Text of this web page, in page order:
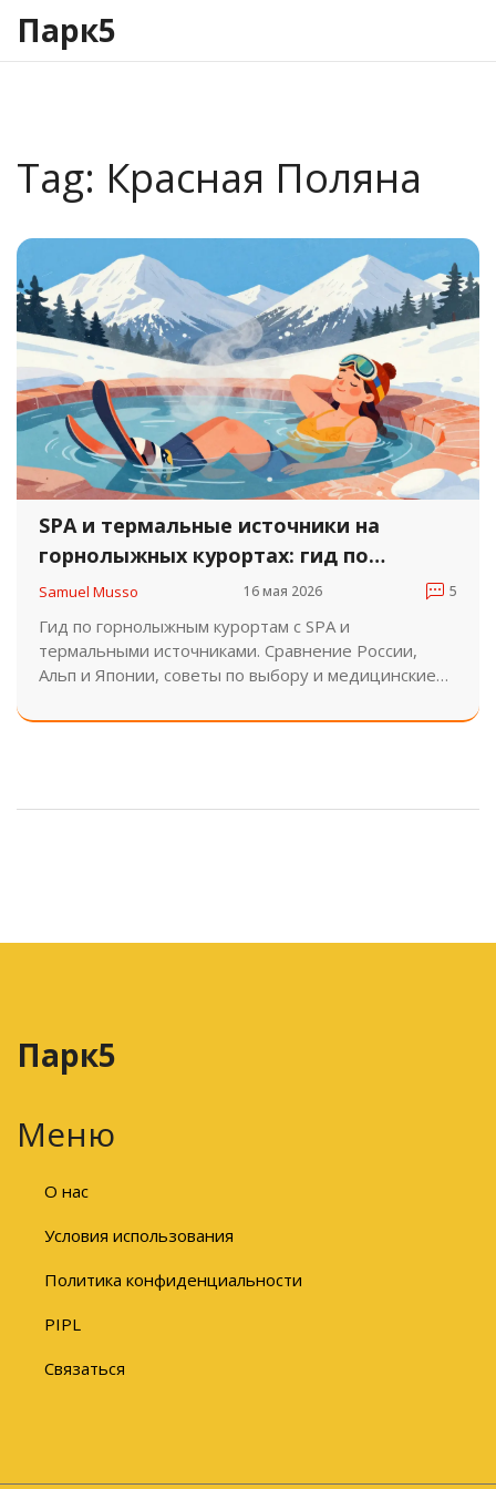
Парк5
Tag: Красная Поляна
SPA и термальные источники на
горнолыжных курортах: гид по
лучшим местам
Samuel Musso 16 мая 2026 5
Гид по горнолыжным курортам с SPA и
термальными источниками. Сравнение России,
Альп и Японии, советы по выбору и медицинские
Парк5
Меню
О нас
Условия использования
Политика конфиденциальности
PIPL
Связаться